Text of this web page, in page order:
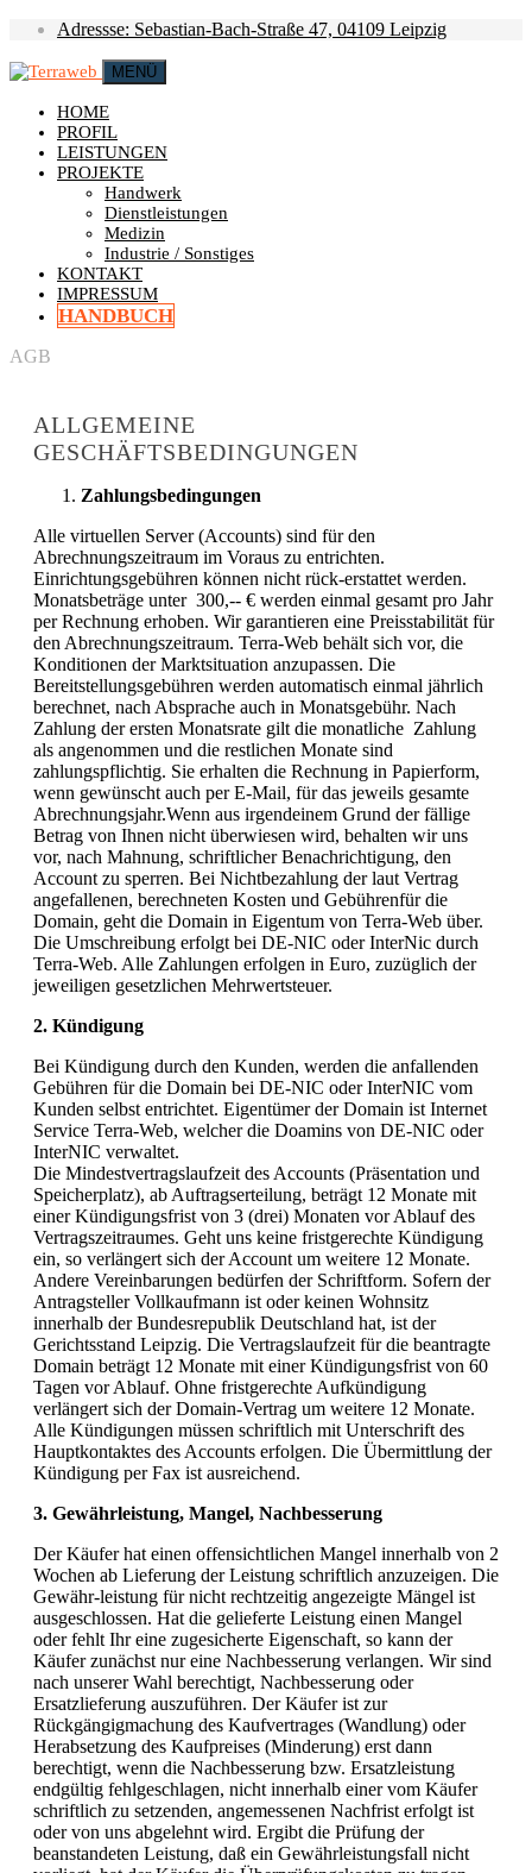
Adressse: Sebastian-Bach-Straße 47, 04109 Leipzig
MENÜ
HOME
PROFIL
LEISTUNGEN
PROJEKTE
Handwerk
Dienstleistungen
Medizin
Industrie / Sonstiges
KONTAKT
IMPRESSUM
HANDBUCH
AGB
ALLGEMEINE
GESCHÄFTSBEDINGUNGEN
Zahlungsbedingungen
Alle virtuellen Server (Accounts) sind für den
Abrechnungszeitraum im Voraus zu entrichten.
Einrichtungsgebühren können nicht rück-erstattet werden.
Monatsbeträge unter 300,-- € werden einmal gesamt pro Jahr
per Rechnung erhoben. Wir garantieren eine Preisstabilität für
den Abrechnungszeitraum. Terra-Web behält sich vor, die
Konditionen der Marktsituation anzupassen. Die
Bereitstellungsgebühren werden automatisch einmal jährlich
berechnet, nach Absprache auch in Monatsgebühr. Nach
Zahlung der ersten Monatsrate gilt die monatliche Zahlung
als angenommen und die restlichen Monate sind
zahlungspflichtig. Sie erhalten die Rechnung in Papierform,
wenn gewünscht auch per E-Mail, für das jeweils gesamte
Abrechnungsjahr.Wenn aus irgendeinem Grund der fällige
Betrag von Ihnen nicht überwiesen wird, behalten wir uns
vor, nach Mahnung, schriftlicher Benachrichtigung, den
Account zu sperren. Bei Nichtbezahlung der laut Vertrag
angefallenen, berechneten Kosten und Gebührenfür die
Domain, geht die Domain in Eigentum von Terra-Web über.
Die Umschreibung erfolgt bei DE-NIC oder InterNic durch
Terra-Web. Alle Zahlungen erfolgen in Euro, zuzüglich der
jeweiligen gesetzlichen Mehrwertsteuer.
2. Kündigung
Bei Kündigung durch den Kunden, werden die anfallenden
Gebühren für die Domain bei DE-NIC oder InterNIC vom
Kunden selbst entrichtet. Eigentümer der Domain ist Internet
Service Terra-Web, welcher die Doamins von DE-NIC oder
InterNIC verwaltet.
Die Mindestvertragslaufzeit des Accounts (Präsentation und
Speicherplatz), ab Auftragserteilung, beträgt 12 Monate mit
einer Kündigungsfrist von 3 (drei) Monaten vor Ablauf des
Vertragszeitraumes. Geht uns keine fristgerechte Kündigung
ein, so verlängert sich der Account um weitere 12 Monate.
Andere Vereinbarungen bedürfen der Schriftform. Sofern der
Antragsteller Vollkaufmann ist oder keinen Wohnsitz
innerhalb der Bundesrepublik Deutschland hat, ist der
Gerichtsstand Leipzig. Die Vertragslaufzeit für die beantragte
Domain beträgt 12 Monate mit einer Kündigungsfrist von 60
Tagen vor Ablauf. Ohne fristgerechte Aufkündigung
verlängert sich der Domain-Vertrag um weitere 12 Monate.
Alle Kündigungen müssen schriftlich mit Unterschrift des
Hauptkontaktes des Accounts erfolgen. Die Übermittlung der
Kündigung per Fax ist ausreichend.
3. Gewährleistung, Mangel, Nachbesserung
Der Käufer hat einen offensichtlichen Mangel innerhalb von 2
Wochen ab Lieferung der Leistung schriftlich anzuzeigen. Die
Gewähr-leistung für nicht rechtzeitig angezeigte Mängel ist
ausgeschlossen. Hat die gelieferte Leistung einen Mangel
oder fehlt Ihr eine zugesicherte Eigenschaft, so kann der
Käufer zunächst nur eine Nachbesserung verlangen. Wir sind
nach unserer Wahl berechtigt, Nachbesserung oder
Ersatzlieferung auszuführen. Der Käufer ist zur
Rückgängigmachung des Kaufvertrages (Wandlung) oder
Herabsetzung des Kaufpreises (Minderung) erst dann
berechtigt, wenn die Nachbesserung bzw. Ersatzleistung
endgültig fehlgeschlagen, nicht innerhalb einer vom Käufer
schriftlich zu setzenden, angemessenen Nachfrist erfolgt ist
oder von uns abgelehnt wird. Ergibt die Prüfung der
beanstandeten Leistung, daß ein Gewährleistungsfall nicht